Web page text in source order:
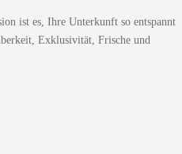
ist es, Ihre Unterkunft so entspannt
Exklusivität, Frische und